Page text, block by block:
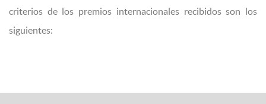
criterios de los premios internacionales recibidos son los
siguientes: